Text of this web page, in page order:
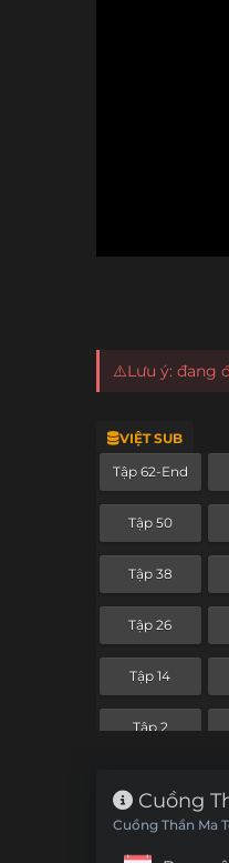
⚠️Lưu ý: đang
VIỆT SUB
Tập 62-End
Tập 50
Tập 38
Tập 26
Tập 14
Tập 2
Cuồng
Cuồng Thần Ma